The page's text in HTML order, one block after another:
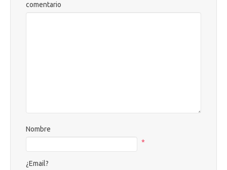
comentario
Nombre
*
¿Email?